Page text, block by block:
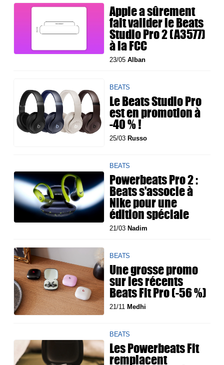
Apple a sûrement
fait valider le Beats
Studio Pro 2 (A3577)
à la FCC
23/05Alban
BEATS
Le Beats Studio Pro
est en promotion à
-40 % !
25/03 Russo
BEATS
Powerbeats Pro 2 :
Beats s'associe à
Nike pour une
édition spéciale
21/03 Nadim
BEATS
Une grosse promo
sur les récents
Beats Fit Pro (-56 %)
21/11 Medhi
BEATS
Les Powerbeats Fit
remplacent